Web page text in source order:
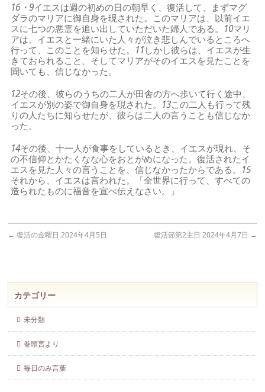
16・9イエスは週の初めの日の朝早く、復活して、まずマグ
ダラのマリアに御自身を現された。このマリアは、以前イエ
スに七つの悪霊を追い出していただいた婦人である。 10マリ
アは、イエスと一緒にいた人々が泣き悲しんでいるところへ
行って、このことを知らせた。 11しかし彼らは、イエスが生
きておられること、そしてマリアがそのイエスを見たことを
聞いても、信じなかった。
12その後、彼らのうちの二人が田舎の方へ歩いて行く途中、
イエスが別の姿で御自身を現された。 13この二人も行って残
りの人たちに知らせたが、彼らは二人の言うことも信じなか
った。
14その後、十一人が食事をしているとき、イエスが現れ、そ
の不信仰とかたくなな心をおとがめになった。復活されたイ
エスを見た人々の言うことを、信じなかったからである。 15
それから、イエスは言われた。「全世界に行って、すべての
造られたものに福音を宣べ伝えなさい。」
← 復活の金曜日 2024年4月5日 復活節第2主日 2024年4月7日 →
カテゴリー
未分類
巻頭言より
毎日のみ言葉